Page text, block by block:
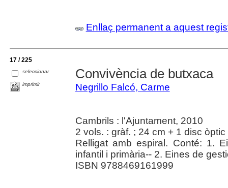
Enllaç permanent a aquest
17 / 225
seleccionar
imprimir
Convivència de butxaca
Negrillo Falcó, Carme
Cambrils : l'Ajuntament, 2010
2 vols. : gràf. ; 24 cm + 1 disc
Relligat amb espiral. Conté: 1.
infantil i primària-- 2. Eines de
ISBN 9788469161999